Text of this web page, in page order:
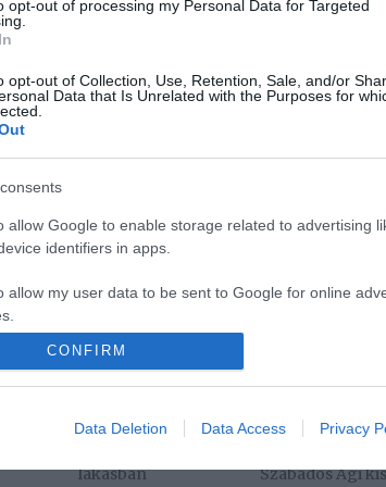
opt-out of processing my Personal Data for Targeted
opt-out of Collection, Use, Retention, Sale, and/or
Data that Is Unrelated with the Purposes for
allow Google to enable storage related to advertising
identifiers in apps.
allow my user data to be sent to Google for online
allow Google to send me personalized advertising.
identifiers in apps.
allow Google to enable storage related to functionality
CONFIRM
Data Deletion Data Access Privacy
Pinterest
Következő bejegyzés
2026-08-06.
lakásban
2026-08-06.
Szabados Ági